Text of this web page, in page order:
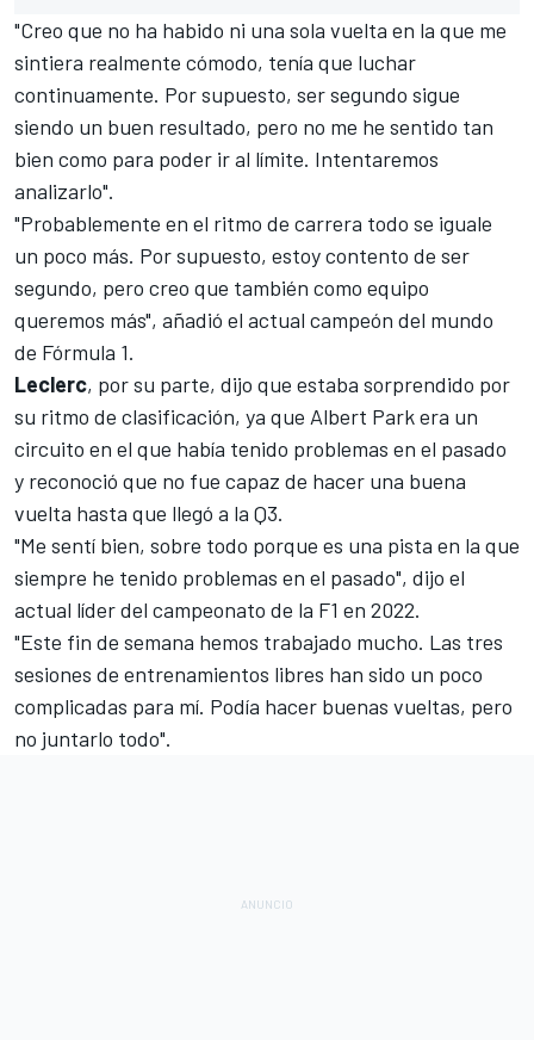
"Creo que no ha habido ni una sola vuelta en la que me
sintiera realmente cómodo, tenía que luchar
continuamente. Por supuesto, ser segundo sigue
siendo un buen resultado, pero no me he sentido tan
bien como para poder ir al límite. Intentaremos
analizarlo".
"Probablemente en el ritmo de carrera todo se iguale
un poco más. Por supuesto, estoy contento de ser
segundo, pero creo que también como equipo
queremos más", añadió el actual campeón del mundo
de Fórmula 1.
Leclerc, por su parte, dijo que estaba sorprendido por
su ritmo de clasificación, ya que Albert Parkera un
circuito en el que había tenido problemas en el pasado
y reconoció que no fue capaz de hacer una buena
vuelta hasta que llegó a la Q3.
"Me sentí bien, sobre todo porque es una pista en la que
siempre he tenido problemas en el pasado", dijo el
actual líder del campeonato de la F1 en 2022.
"Este fin de semana hemos trabajado mucho. Las tres
sesiones de entrenamientos libres han sido un poco
complicadas para mí. Podía hacer buenas vueltas, pero
no juntarlo todo".